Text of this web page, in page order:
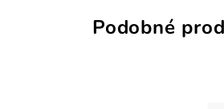
Podobné